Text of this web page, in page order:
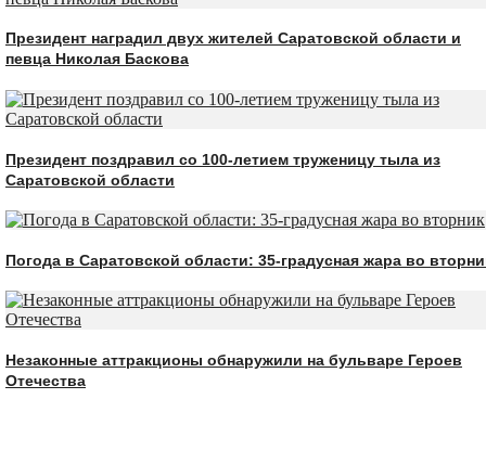
Президент наградил двух жителей Саратовской области и
певца Николая Баскова
Президент поздравил со 100-летием труженицу тыла из
Саратовской области
Погода в Саратовской области: 35-градусная жара во
Незаконные аттракционы обнаружили на бульваре Героев
Отечества